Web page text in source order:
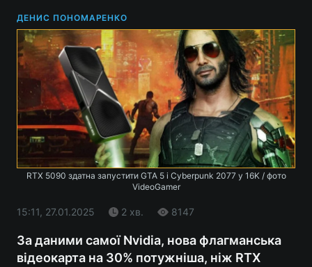
ДЕНИС ПОНОМАРЕНКО
RTX 5090 здатна запустити GTA 5 і Cyberpunk 2077 у 16K / фото
VideoGamer
15:11, 27.01.2025 2 хв. 8147
За даними самої Nvidia, нова флагманська
відеокарта на 30% потужніша, ніж RTX